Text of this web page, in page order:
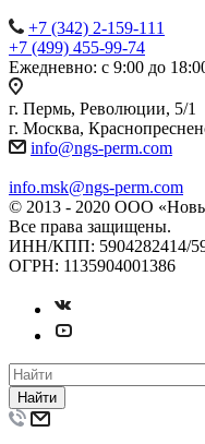
+7 (342) 2-159-111
+7 (499) 455-99-74
Ежедневно: с 9:00 до
г. Пермь, Революции, 5/1
г. Москва,
info@ngs-perm.com
info.msk@ngs-perm.com
© 2013 - 2020 ООО
Все права защищены.
ИНН/КПП: 5904282414/
ОГРН: 1135904001386
Найти